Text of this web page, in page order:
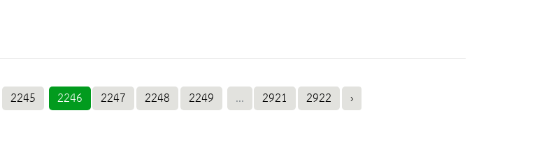
2245 2246 2247 2248 2249 ... 2921 2922 ›